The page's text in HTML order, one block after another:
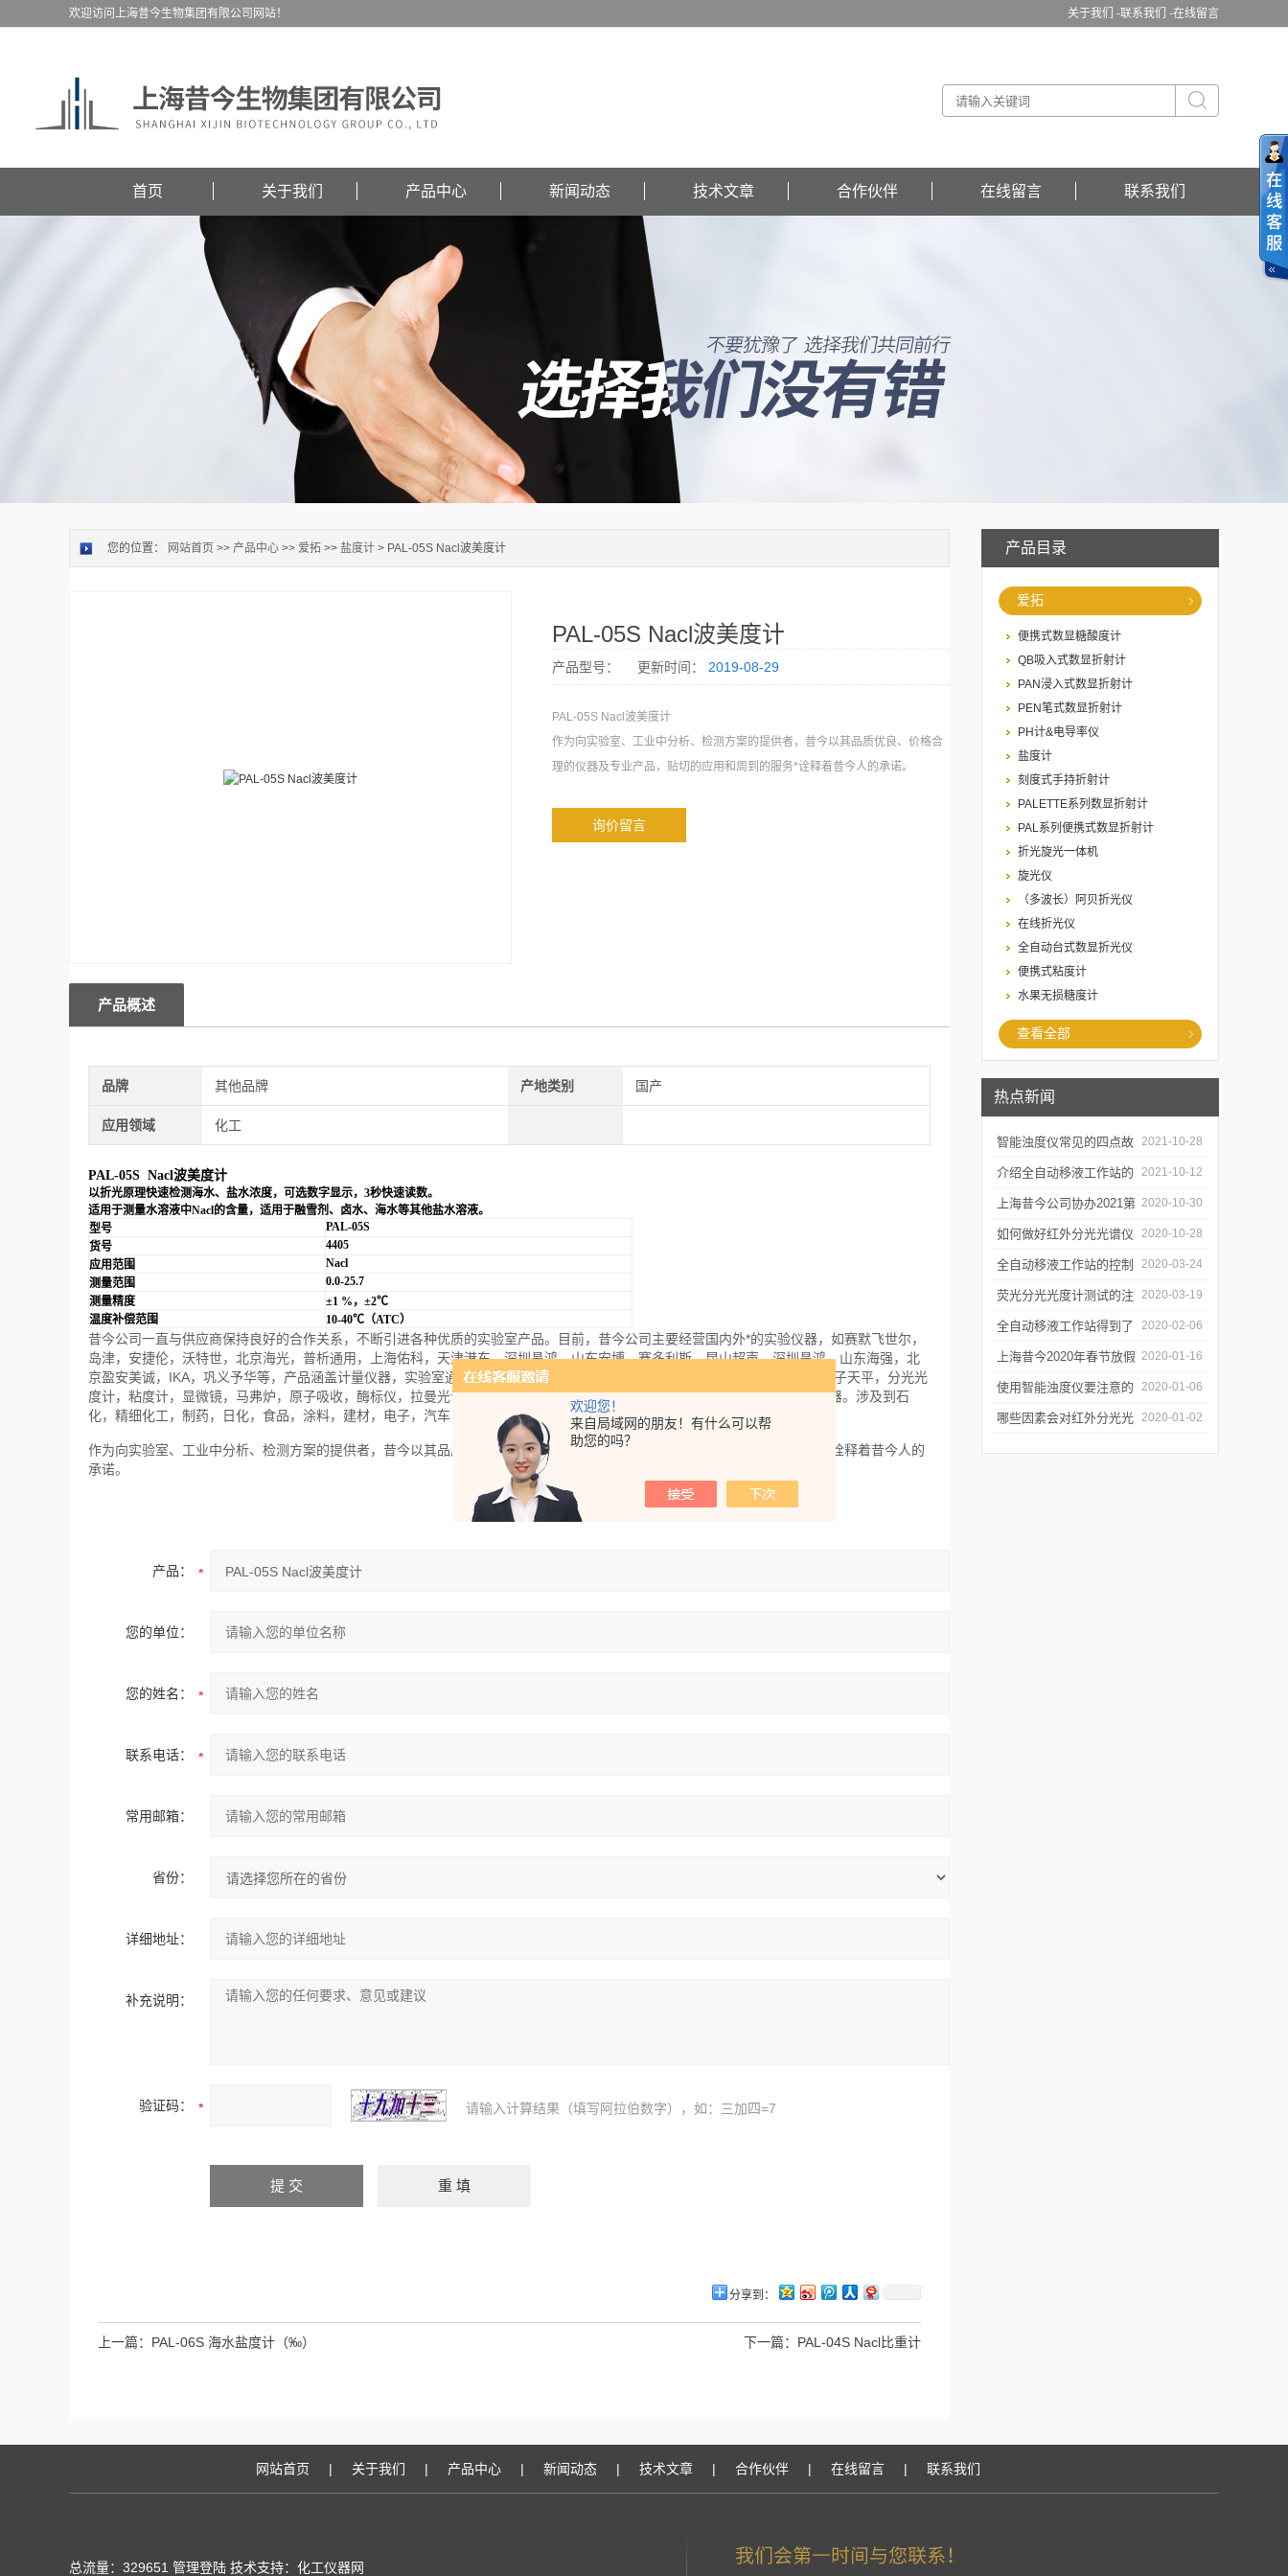
欢迎您！
来自局域网的朋友！有什么可以帮
助您的吗？
关于我们 -联系我们 -在线留言
欢迎访问上海昔今生物集团有限公司网站！
首页 关于我们 产品中心 新闻动态 技术文章 合作伙伴 在线留言 联系我们
产品目录
爱拓
便携式数显糖酸度计
QB吸入式数显折射计
PAN浸入式数显折射计
PEN笔式数显折射计
PH计&电导率仪
盐度计
刻度式手持折射计
PALETTE系列数显折射计
PAL系列便携式数显折射计
折光旋光一体机
旋光仪
（多波长）阿贝折光仪
在线折光仪
全自动台式数显折光仪
便携式粘度计
水果无损糖度计
查看全部
热点新闻
智能浊度仪常见的四点故
障
2021-10-28
介绍全自动移液工作站的
三种移液方式
2021-10-12
上海昔今公司协办2021第
二届上海沪助科研圈发展
年会
2020-10-30
如何做好红外分光光谱仪
的防潮工作
2020-10-28
全自动移液工作站的控制
软件有哪些特点
2020-03-24
荧光分光光度计测试的注
意事项有哪些
2020-03-19
全自动移液工作站得到了
广泛的应用
2020-02-06
上海昔今2020年春节放假
通知
2020-01-16
使用智能浊度仪要注意的
几个要点
2020-01-06
哪些因素会对红外分光光 2020-01-02
您的位置： 网站首页 >> 产品中心 >> 爱拓 >> 盐度计 > PAL-05S Nacl波美度计
PAL-05S Nacl波美度计
产品型号： 更新时间： 2019-08-29
PAL-05S Nacl波美度计
作为向实验室、工业中分析、检测方案的提供者，昔今以其品质优良、价格合
理的仪器及专业产品，贴切的应用和周到的服务*诠释着昔今人的承诺。
询价留言
产品概述
品牌 其他品牌 产地类别 国产
应用领域 化工
PAL-05S Nacl波美度计
以折光原理快速检测海水、盐水浓度，可选数字显示， 3秒快速读数。
适用于测量水溶液中Nacl的含量，适用于融雪剂、卤水、海水等其他盐水溶液。
型号
PAL-05S
货号
4405
应用范围
Nacl
测量范围
0.0-25.7
测量精度
±1 % ，±2℃
温度补偿范围
10-40℃（ATC）
昔今公司一直与供应商保持良好的合作关系，不断引进各种优质的实验室产品。目前，昔今公司主要经营国内外*的实验仪器，如赛默飞世尔，
岛津，安捷伦，沃特世，北京海光，普析通用，上海佑科，天津港东，深圳昌鸿，山东安博，赛多利斯，昆山超声，深圳昌鸿，山东海强，北
京盈安美诚，IKA，巩义予华等，产品涵盖计量仪器，实验室通用仪器，化学分析，物理测试等仪器，如气相色谱，酶标仪，电子天平，分光光
度计，粘度计，显微镜，马弗炉，原子吸收，酶标仪，拉曼光谱仪，干燥箱，摇床，农药残留测定仪，COD测定仪，磁力搅拌器。涉及到石
化，精细化工，制药，日化，食品，涂料，建材，电子，汽车，农业等众多生产行业，以及高校，研究所等科研机构的实验室。
作为向实验室、工业中分析、检测方案的提供者，昔今以其品质优良、价格合理的仪器及专业产品，贴切的应用和周到的服务*诠释着昔今人的
承诺。
产品：
您的单位：
您的姓名：
联系电话：
常用邮箱：
省份：
详细地址：
补充说明：
验证码： 请输入计算结果（填写阿拉伯数字），如：三加四=7
分享到：
上一篇： PAL-06S 海水盐度计（‰） 下一篇： PAL-04S Nacl比重计
网站首页 | 关于我们 | 产品中心 | 新闻动态 | 技术文章 | 合作伙伴 | 在线留言 | 联系我们
总流量：329651 管理登陆 技术支持：化工仪器网